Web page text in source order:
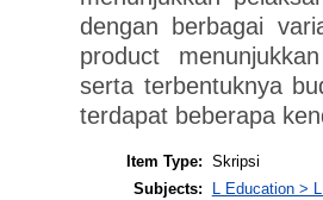
dengan berbagai
product
serta terbentuknya
terdapat beberapa
Item Type: Skripsi
Subjects:
L Education >